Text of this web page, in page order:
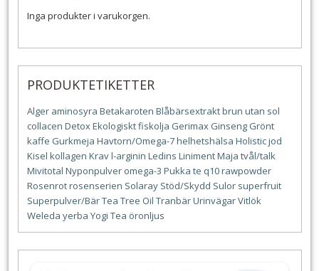
Inga produkter i varukorgen.
PRODUKTETIKETTER
Alger aminosyra Betakaroten Blåbärsextraktbrun utan sol
collacen DetoxEkologisktfiskolja Gerimax Ginseng Grönt
kaffe Gurkmeja Havtorn/Omega-7helhetshälsa Holisticjod
Kisel kollagen Kravl-arginin Ledins LinimentMaja tvål/talk
Mivitotal Nyponpulver omega-3 Pukka te q10rawpowder
Rosenrotrosenserien Solaray Stöd/Skydd Sulor superfruit
Superpulver/BärTea Tree Oil TranbärUrinvägarVitlök
Weleda yerba Yogi Tea öronljus